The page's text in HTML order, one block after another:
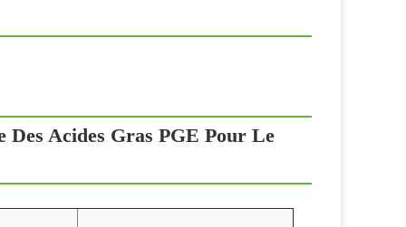
Des Acides Gras PGE Pour Le